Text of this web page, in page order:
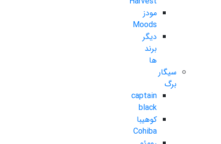
مودز
Moods
دیگر
برند
ها
سیگار
برگ
captain
black
کوهیبا
Cohiba